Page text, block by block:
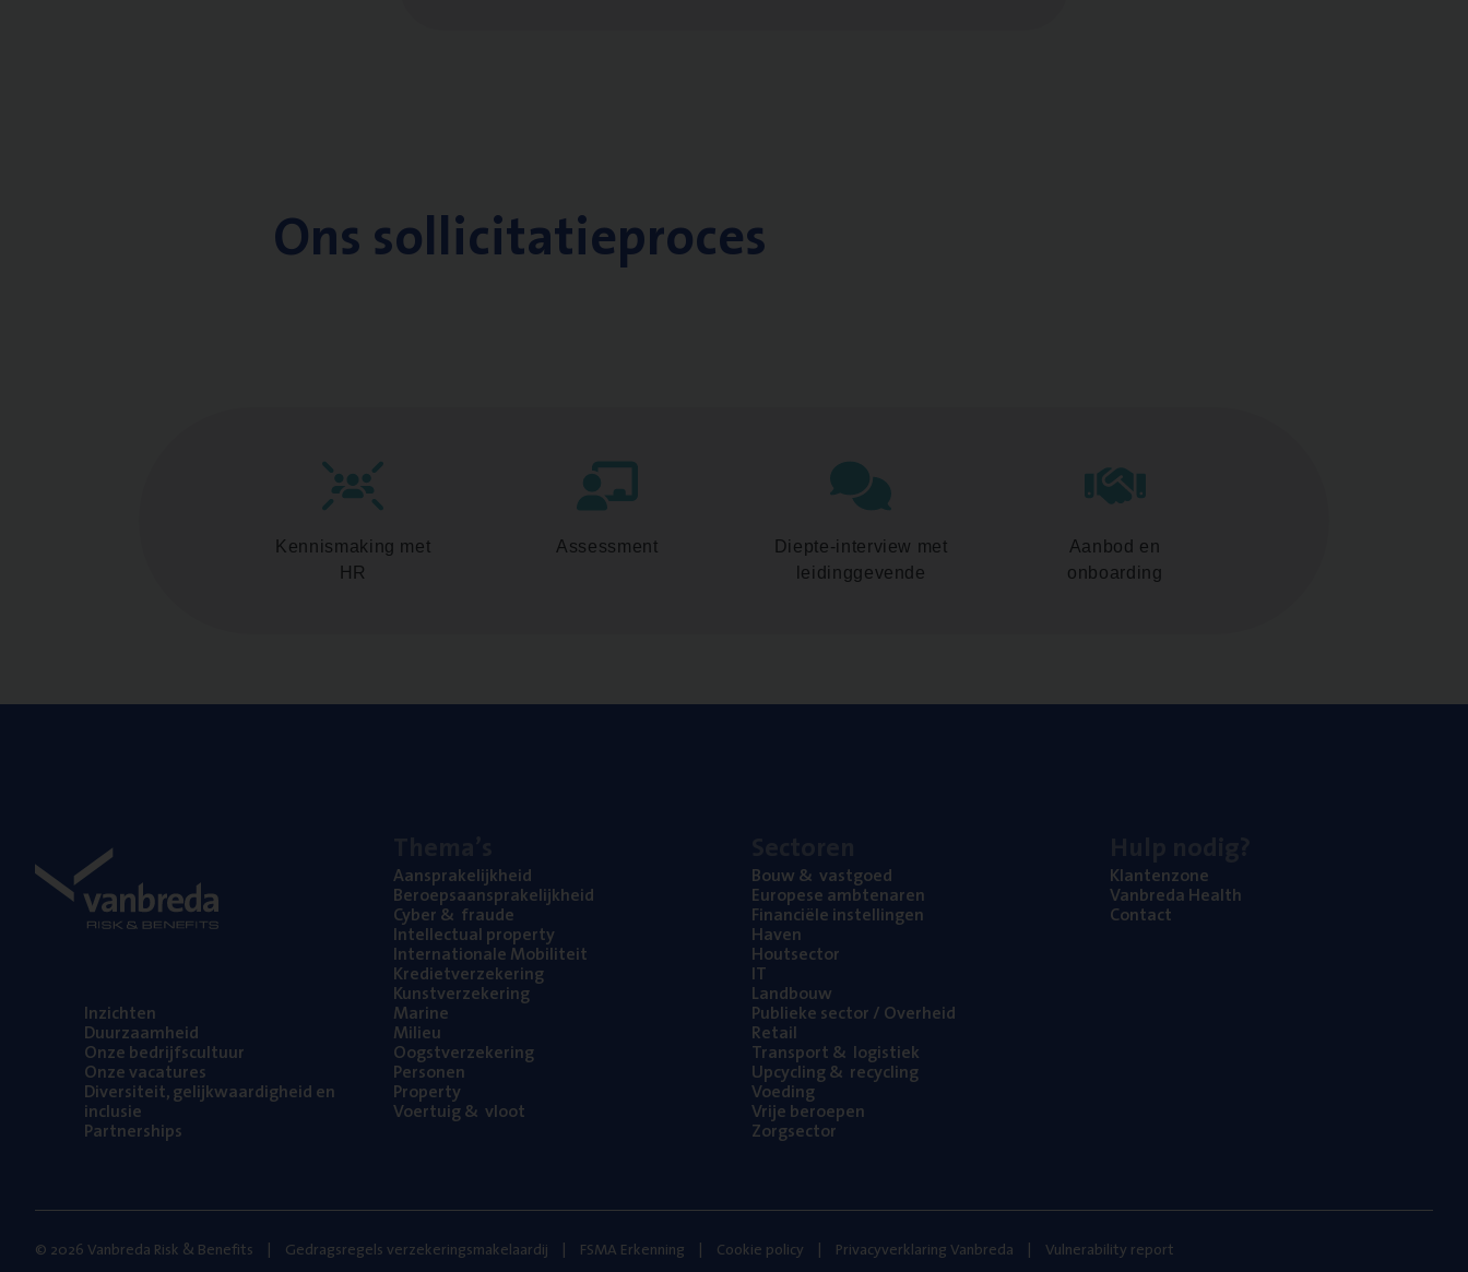
Ons sollicitatieproces
Kennismaking met
HR
Assessment
Diepte-interview met
leidinggevende
Aanbod en
onboarding
Inzich­ten
Duur­zaam­heid
Onze bedrijfs­cul­tuur
Onze vaca­tu­res
Diver­si­teit, gelijk­waar­dig­heid en
inclusie
Part­ner­ships
Aan­spra­ke­lijk­heid
Beroeps­aan­spra­ke­lijk­heid
Cyber& fraude
Intel­lec­tu­al property
Inter­na­ti­o­na­le Mobiliteit
Kre­diet­ver­ze­ke­ring
Kunst­ver­ze­ke­ring
Mari­ne
Mili­eu
Oogst­ver­ze­ke­ring
Per­so­nen
Pro­per­ty
Voer­tuig& vloot
Bouw& vastgoed
Euro­pe­se ambtenaren
Finan­ci­ë­le instellingen
Haven
Hout­sec­tor
IT
Land­bouw
Publie­ke sec­tor / Overheid
Retail
Trans­port& logistiek
Upcy­cling& recycling
Voe­ding
Vrije beroe­pen
Zorg­sec­tor
Klan­ten­zo­ne
Van­b­re­da Health
Con­tact
© 2026 Vanbreda Risk & Benefits Gedragsregels verzekeringsmakelaardij FSMA Erkenning Cookie policy Privacyverklaring Vanbreda Vulnerability report